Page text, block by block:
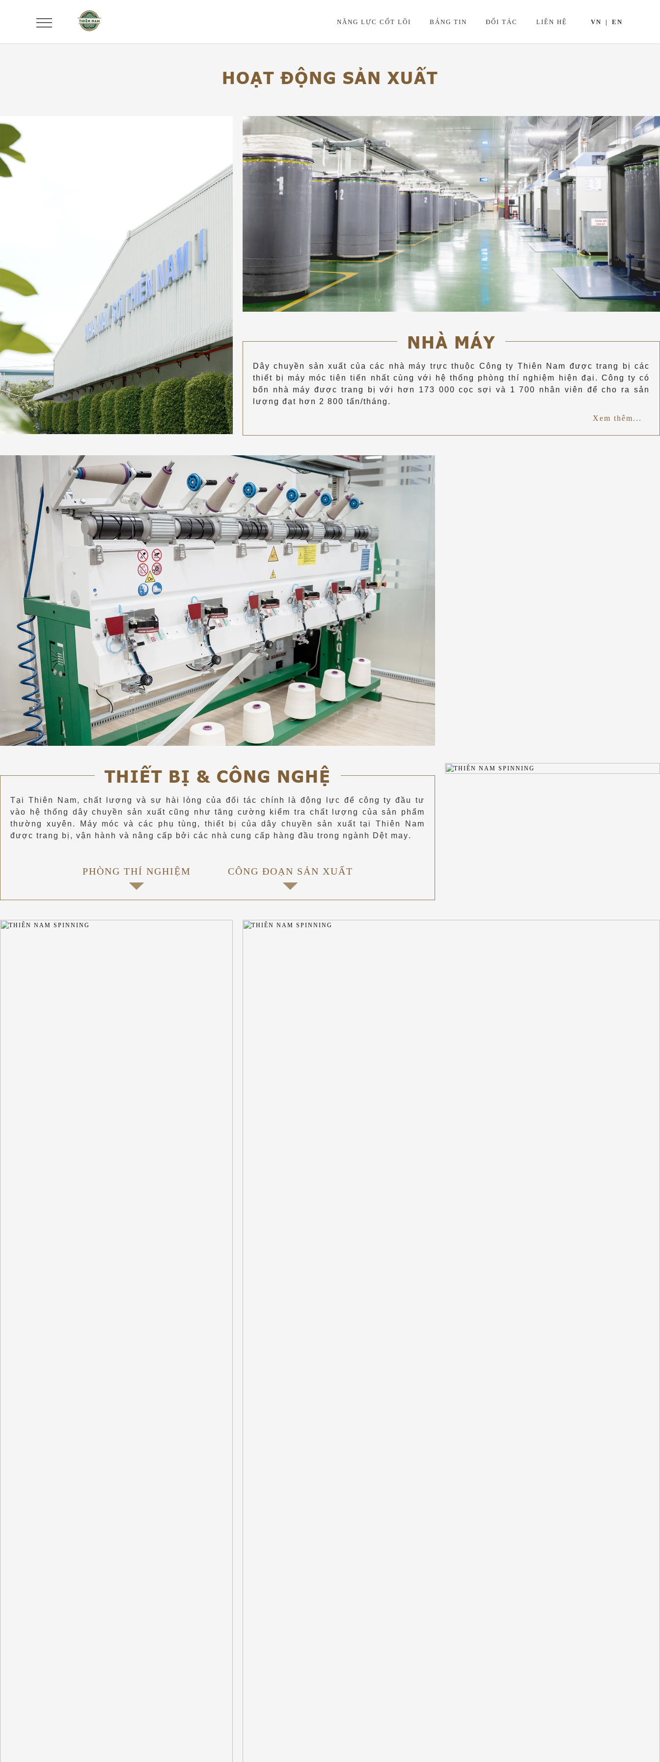
NĂNG LỰC CỐT LÕI BẢNG TIN ĐỐI TÁC LIÊN HỆ VN EN
HOẠT ĐỘNG SẢN XUẤT
NHÀ MÁY
Dây chuyền sản xuất của các nhà máy trực thuộc Công ty Thiên Nam được trang bị các
thiết bị máy móc tiên tiến nhất cùng với hệ thống phòng thí nghiệm hiện đại. Công ty có
bốn nhà máy được trang bị với hơn 173 000 cọc sợi và 1 700 nhân viên để cho ra sản
lượng đạt hơn 2 800 tấn/tháng.
Xem thêm...
THIẾT BỊ & CÔNG NGHỆ
Tại Thiên Nam, chất lượng và sự hài lòng của đối tác chính là động lực để công ty đầu tư
vào hệ thống dây chuyền sản xuất cũng như tăng cường kiểm tra chất lượng của sản phẩm
thường xuyên. Máy móc và các phụ tùng, thiết bị của dây chuyền sản xuất tại Thiên Nam
được trang bị, vận hành và nâng cấp bởi các nhà cung cấp hàng đầu trong ngành Dệt may.
PHÒNG THÍ NGHIỆM CÔNG ĐOẠN SẢN XUẤT